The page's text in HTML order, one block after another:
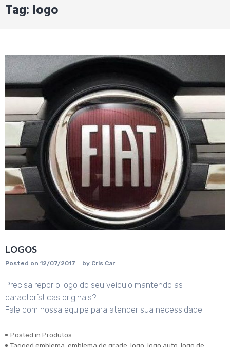
Tag: logo
LOGOS
Posted on 12/07/2017 by Cris Car
Precisa repor o logo do seu veículo mantendo as
características originais?
Fale com nossa equipe para atender sua necessidade.
Posted in Produtos